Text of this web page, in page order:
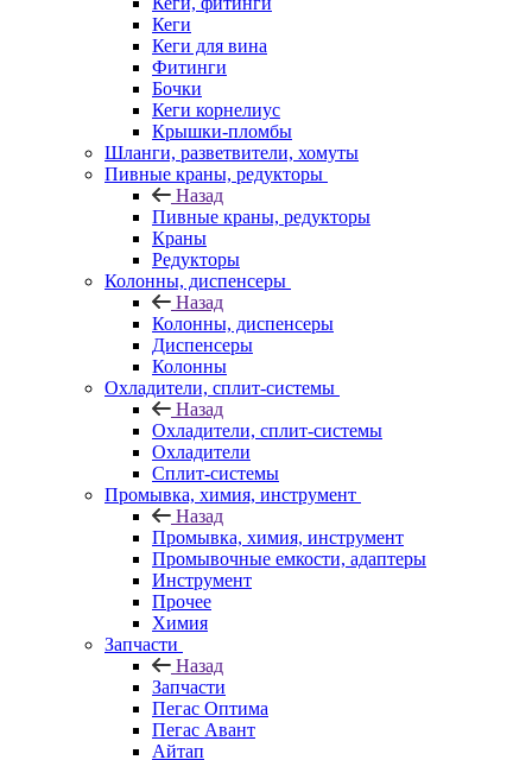
Кеги
Кеги для вина
Фитинги
Бочки
Кеги корнелиус
Крышки-пломбы
Шланги, разветвители, хомуты
Пивные краны, редукторы
Назад
Пивные краны, редукторы
Краны
Редукторы
Колонны, диспенсеры
Назад
Колонны, диспенсеры
Диспенсеры
Колонны
Охладители, сплит-системы
Назад
Охладители, сплит-системы
Охладители
Сплит-системы
Промывка, химия, инструмент
Назад
Промывка, химия, инструмент
Промывочные емкости, адаптеры
Инструмент
Прочее
Химия
Запчасти
Назад
Запчасти
Пегас Оптима
Пегас Авант
Айтап